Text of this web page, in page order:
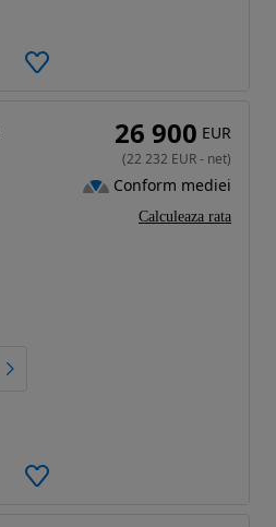
26 900 EUR
(22 232 EUR- net)
Conform mediei
Calculeaza rata